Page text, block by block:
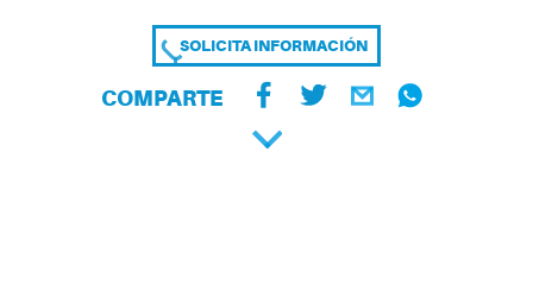
SOLICITA INFORMACIÓN
COMPARTE